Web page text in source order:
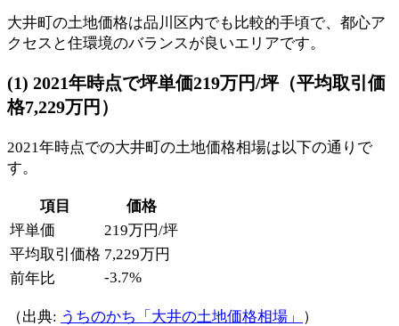
大井町の土地価格は品川区内でも比較的手頃で、都心ア
クセスと住環境のバランスが良いエリアです。
(1) 2021年時点で坪単価219万円/坪（平均取引価
格7,229万円）
2021年時点での大井町の土地価格相場は以下の通りで
す。
項目
価格
坪単価
219万円/坪
平均取引価格 7,229万円
前年比
-3.7%
（出典: うちのかち「大井の土地価格相場」 ）